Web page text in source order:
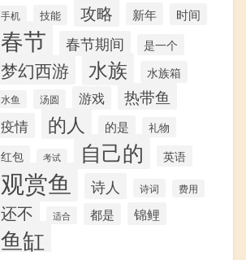
手机 技能 攻略 新年 时间
春节 春节期间 是一个
梦幻西游 水族 水族箱
水鱼 汤圆 游戏 热带鱼
疫情 的人 的是 礼物
红包 考试 自己的 英语
观赏鱼 诗人 诗词 费用
还不 适合 都是 锦鲤
鱼缸